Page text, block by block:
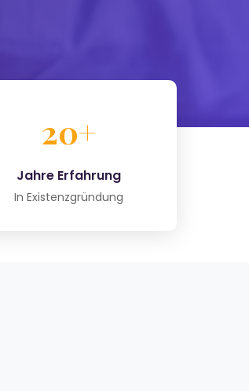
20+
Jahre Erfahrung
In Existenzgründung